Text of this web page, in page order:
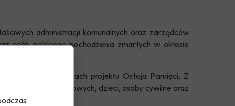
administracji komunalnych oraz zarządców
osób polskiego pochodzenia zmarłych w okresie
w ramach projektu Ostoja Pamięci. Z
przymusowych, dzieci, osoby cywilne oraz